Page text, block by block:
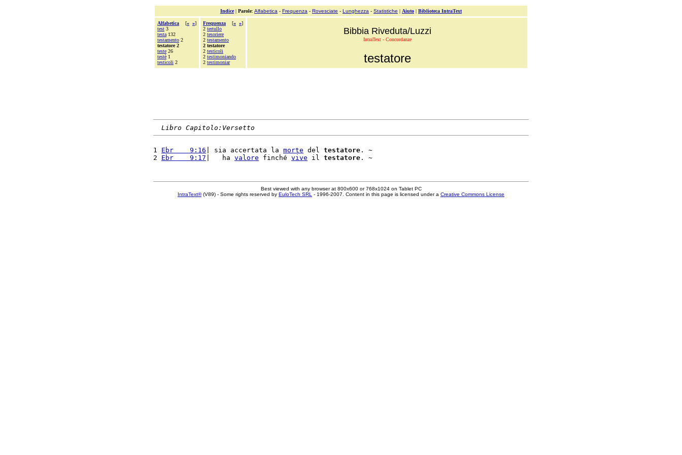
Indice| Parole: Alfabetica - Frequenza - Rovesciate - Lunghezza - Statistiche | Aiuto | Biblioteca IntraText
Alfabetica [« »]
test 3
testa 132
testamento 2
testatore 2
teste 26
testè 1
testicoli 2
Frequenza [« »]
2 tertullo
2 tesoriere
2 testamento
2 testatore
2 testicoli
2 testimoniando
2 testimoniar
Bibbia Riveduta/Luzzi
IntraText - Concordanze
testatore
Libro Capitolo:Versetto
1 Ebr    9:16 | sia accertata la morte del testatore . ~
2 Ebr    9:17 |   ha valore finché vive il testatore
Best viewed with any browser at 800x600 or 768x1024 on Tablet PC
IntraText®(V89) - Some rights reserved by EuloTech SRL - 1996-2007. Content in this page is licensed under a Creative Commons License